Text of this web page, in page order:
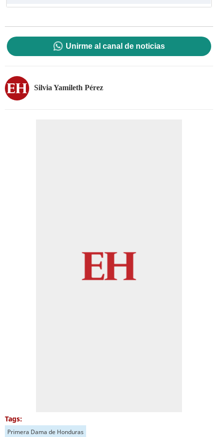
Unirme al canal de noticias
Silvia Yamileth Pérez
Tags:
Primera Dama de Honduras